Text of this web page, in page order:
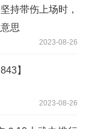
持带伤上场时，
思
2023-08-26
】
2023-08-26